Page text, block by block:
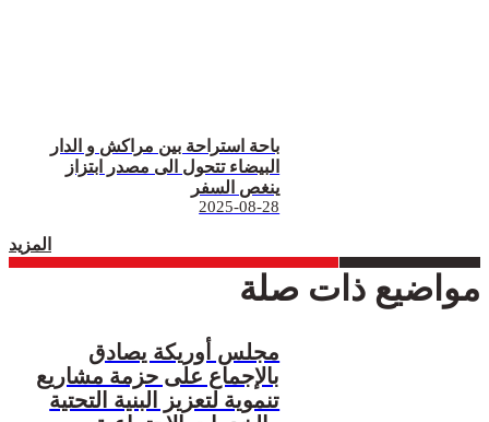
باحة استراحة بين مراكش و الدار
البيضاء تتحول الى مصدر ابتزاز
ينغص السفر
2025-08-28
المزيد
مواضيع ذات صلة
مجلس أوريكة يصادق
بالإجماع على حزمة مشاريع
تنموية لتعزيز البنية التحتية